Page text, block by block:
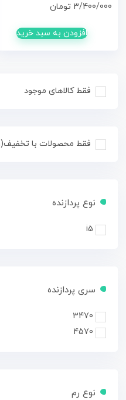
3/400/000 تومان
افزودن به سبد خرید
فقط کالاهای موجود
فقط محصولات با تخفیف(1)
نوع پردازنده
i5
سری پردازنده
3470
4570
نوع رم